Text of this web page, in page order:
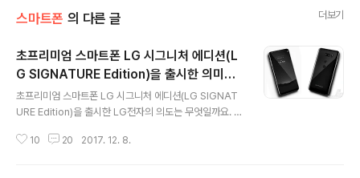
스마트폰 의 다른 글 더보기
초프리미엄 스마트폰 LG 시그니처 에디션(L
G SIGNATURE Edition)을 출시한 의미와
차별성은 무엇일까?
초프리미엄 스마트폰 LG 시그니처 에디션(LG SIGNAT
URE Edition)을 출시한 LG전자의 의도는 무엇일까요. 초
차별화된 스펙도 역시 궁금한 부분입니다. LG전자가 그 동
10 20 2017. 12. 8.